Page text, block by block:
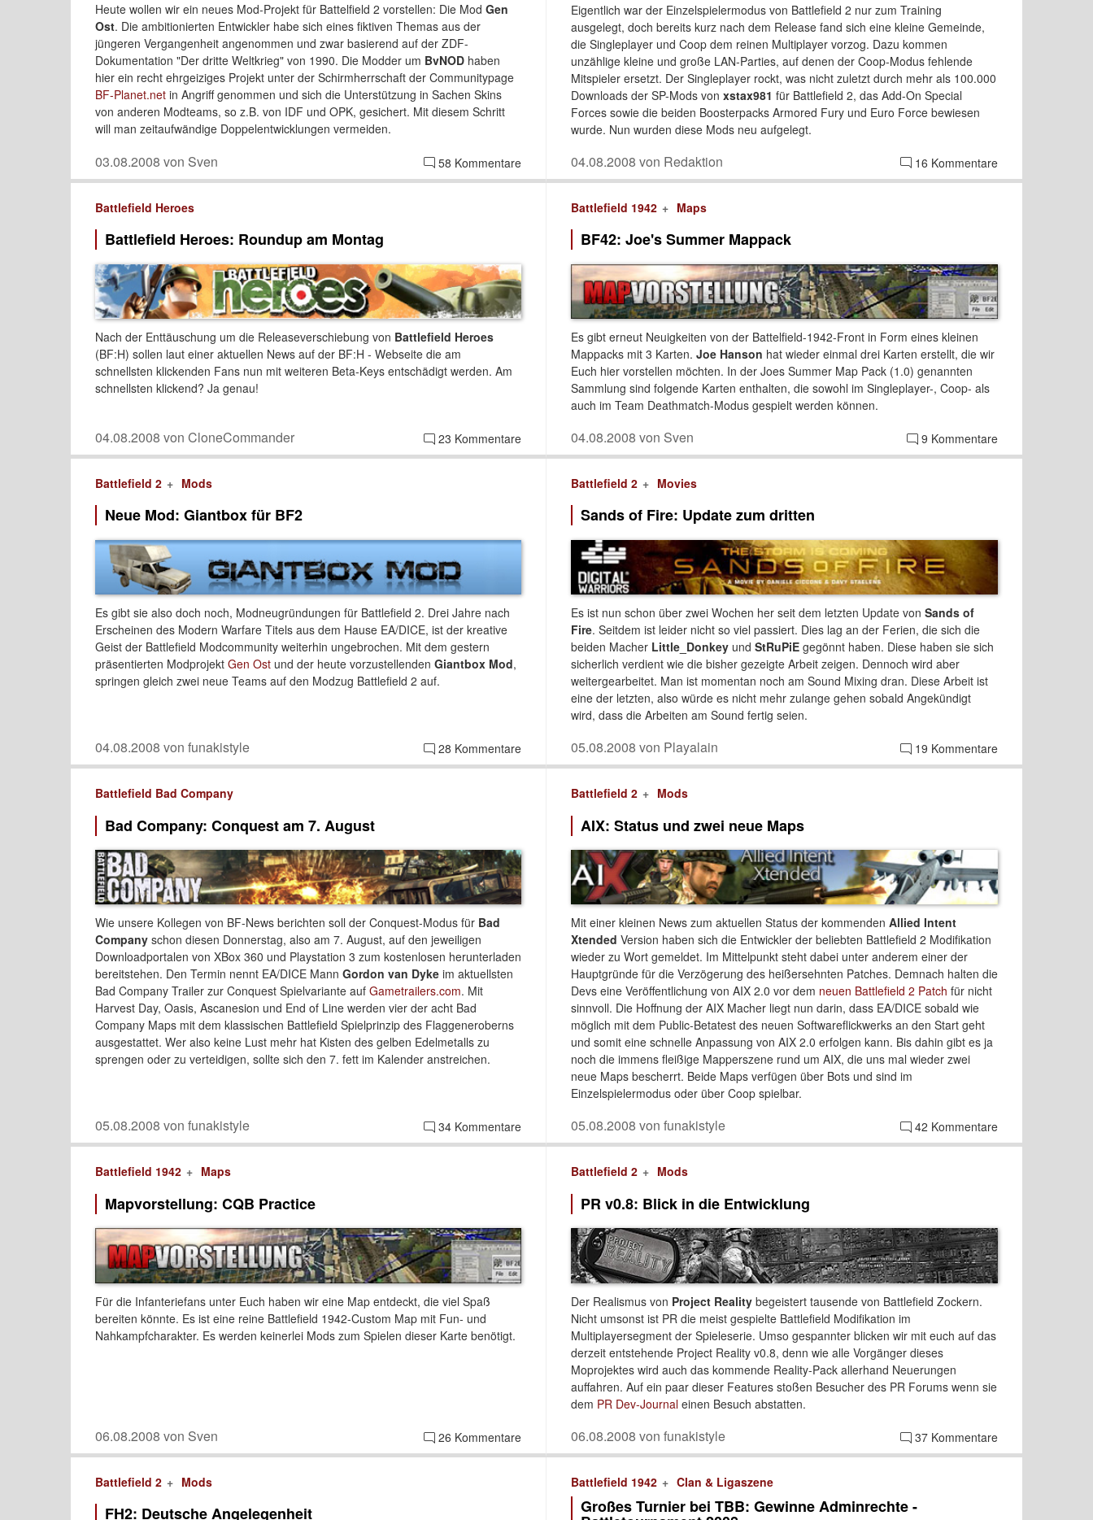
Heute wollen wir ein neues Mod-Projekt für Battelfield 2 vorstellen: Die Mod Gen
Ost. Die ambitionierten Entwickler habe sich eines fiktiven Themas aus der
jüngeren Vergangenheit angenommen und zwar basierend auf der ZDF-
Dokumentation "Der dritte Weltkrieg" von 1990. Die Modder um BvNOD haben
hier ein recht ehrgeiziges Projekt unter der Schirmherrschaft der Communitypage
BF-Planet.net in Angriff genommen und sich die Unterstützung in Sachen Skins
von anderen Modteams, so z.B. von IDF und OPK, gesichert. Mit diesem Schritt
will man zeitaufwändige Doppelentwicklungen vermeiden.
58 Kommentare
03.08.2008 von Sven
Eigentlich war der Einzelspielermodus von Battlefield 2 nur zum Training
ausgelegt, doch bereits kurz nach dem Release fand sich eine kleine Gemeinde,
die Singleplayer und Coop dem reinen Multiplayer vorzog. Dazu kommen
unzählige kleine und große LAN-Parties, auf denen der Coop-Modus fehlende
Mitspieler ersetzt. Der Singleplayer rockt, was nicht zuletzt durch mehr als 100.000
Downloads der SP-Mods von xstax981 für Battlefield 2, das Add-On Special
Forces sowie die beiden Boosterpacks Armored Fury und Euro Force bewiesen
wurde. Nun wurden diese Mods neu aufgelegt.
16 Kommentare
04.08.2008 von Redaktion
Battlefield Heroes
Battlefield Heroes: Roundup am Montag
Nach der Enttäuschung um die Releaseverschiebung von Battlefield Heroes
(BF:H) sollen laut einer aktuellen News auf der BF:H - Webseite die am
schnellsten klickenden Fans nun mit weiteren Beta-Keys entschädigt werden. Am
schnellsten klickend? Ja genau!
23 Kommentare
04.08.2008 von CloneCommander
Battlefield 1942 Maps
BF42: Joe's Summer Mappack
Es gibt erneut Neuigkeiten von der Battelfield-1942-Front in Form eines kleinen
Mappacks mit 3 Karten. Joe Hanson hat wieder einmal drei Karten erstellt, die wir
Euch hier vorstellen möchten. In der Joes Summer Map Pack (1.0) genannten
Sammlung sind folgende Karten enthalten, die sowohl im Singleplayer-, Coop- als
auch im Team Deathmatch-Modus gespielt werden können.
9 Kommentare
04.08.2008 von Sven
Battlefield 2 Mods
Neue Mod: Giantbox für BF2
Es gibt sie also doch noch, Modneugründungen für Battlefield 2. Drei Jahre nach
Erscheinen des Modern Warfare Titels aus dem Hause EA/DICE, ist der kreative
Geist der Battlefield Modcommunity weiterhin ungebrochen. Mit dem gestern
präsentierten Modprojekt Gen Ost und der heute vorzustellenden Giantbox Mod,
springen gleich zwei neue Teams auf den Modzug Battlefield 2 auf.
28 Kommentare
04.08.2008 von funakistyle
Battlefield 2 Movies
Sands of Fire: Update zum dritten
Es ist nun schon über zwei Wochen her seit dem letzten Update von Sands of
Fire. Seitdem ist leider nicht so viel passiert. Dies lag an der Ferien, die sich die
beiden Macher Little_Donkey und StRuPiE gegönnt haben. Diese haben sie sich
sicherlich verdient wie die bisher gezeigte Arbeit zeigen. Dennoch wird aber
weitergearbeitet. Man ist momentan noch am Sound Mixing dran. Diese Arbeit ist
eine der letzten, also würde es nicht mehr zulange gehen sobald Angekündigt
wird, dass die Arbeiten am Sound fertig seien.
19 Kommentare
05.08.2008 von Playalain
Battlefield Bad Company
Bad Company: Conquest am 7. August
Wie unsere Kollegen von BF-News berichten soll der Conquest-Modus für Bad
Company schon diesen Donnerstag, also am 7. August, auf den jeweiligen
Downloadportalen von XBox 360 und Playstation 3 zum kostenlosen herunterladen
bereitstehen. Den Termin nennt EA/DICE Mann Gordon van Dyke im aktuellsten
Bad Company Trailer zur Conquest Spielvariante auf Gametrailers.com. Mit
Harvest Day, Oasis, Ascanesion und End of Line werden vier der acht Bad
Company Maps mit dem klassischen Battlefield Spielprinzip des Flaggeneroberns
ausgestattet. Wer also keine Lust mehr hat Kisten des gelben Edelmetalls zu
sprengen oder zu verteidigen, sollte sich den 7. fett im Kalender anstreichen.
34 Kommentare
05.08.2008 von funakistyle
Battlefield 2 Mods
AIX: Status und zwei neue Maps
Mit einer kleinen News zum aktuellen Status der kommenden Allied Intent
Xtended Version haben sich die Entwickler der beliebten Battlefield 2 Modifikation
wieder zu Wort gemeldet. Im Mittelpunkt steht dabei unter anderem einer der
Hauptgründe für die Verzögerung des heißersehnten Patches. Demnach halten die
Devs eine Veröffentlichung von AIX 2.0 vor dem neuen Battlefield 2 Patch für nicht
sinnvoll. Die Hoffnung der AIX Macher liegt nun darin, dass EA/DICE sobald wie
möglich mit dem Public-Betatest des neuen Softwareflickwerks an den Start geht
und somit eine schnelle Anpassung von AIX 2.0 erfolgen kann. Bis dahin gibt es ja
noch die immens fleißige Mapperszene rund um AIX, die uns mal wieder zwei
neue Maps bescherrt. Beide Maps verfügen über Bots und sind im
Einzelspielermodus oder über Coop spielbar.
42 Kommentare
05.08.2008 von funakistyle
Battlefield 1942 Maps
Mapvorstellung: CQB Practice
Für die Infanteriefans unter Euch haben wir eine Map entdeckt, die viel Spaß
bereiten könnte. Es ist eine reine Battlefield 1942-Custom Map mit Fun- und
Nahkampfcharakter. Es werden keinerlei Mods zum Spielen dieser Karte benötigt.
26 Kommentare
06.08.2008 von Sven
Battlefield 2 Mods
PR v0.8: Blick in die Entwicklung
Der Realismus von Project Reality begeistert tausende von Battlefield Zockern.
Nicht umsonst ist PR die meist gespielte Battlefield Modifikation im
Multiplayersegment der Spieleserie. Umso gespannter blicken wir mit euch auf das
derzeit entstehende Project Reality v0.8, denn wie alle Vorgänger dieses
Moprojektes wird auch das kommende Reality-Pack allerhand Neuerungen
auffahren. Auf ein paar dieser Features stoßen Besucher des PR Forums wenn sie
dem PR Dev-Journal einen Besuch abstatten.
37 Kommentare
06.08.2008 von funakistyle
Battlefield 2 Mods
FH2: Deutsche Angelegenheit
Battlefield 1942 Clan & Ligaszene
Großes Turnier bei TBB: Gewinne Adminrechte -